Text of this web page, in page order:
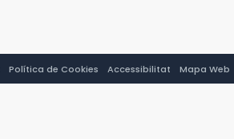
Política de Cookies Accessibilitat Mapa Web